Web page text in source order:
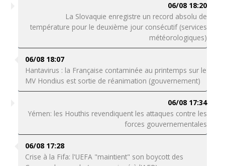
06/08 18:20
La Slovaquie enregistre un record absolu de
température pour le deuxième jour consécutif (services
météorologiques)
06/08 18:07
Hantavirus : la Française contaminée au printemps sur le
MV Hondius est sortie de réanimation (gouvernement)
06/08 17:34
Yémen: les Houthis revendiquent les attaques contre les
forces gouvernementales
06/08 17:28
Crise à la Fifa: l'UEFA "maintient" son boycott des